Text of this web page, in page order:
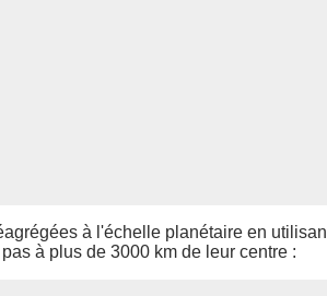
à l'échelle planétaire en
à plus de 3000 km de leur centre :